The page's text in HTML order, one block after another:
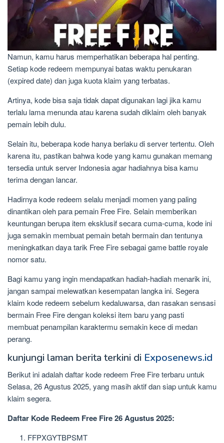
Namun, kamu harus memperhatikan beberapa hal penting.
Setiap kode redeem mempunyai batas waktu penukaran
(expired date) dan juga kuota klaim yang terbatas.
Artinya, kode bisa saja tidak dapat digunakan lagi jika kamu
terlalu lama menunda atau karena sudah diklaim oleh banyak
pemain lebih dulu.
Selain itu, beberapa kode hanya berlaku di server tertentu. Oleh
karena itu, pastikan bahwa kode yang kamu gunakan memang
tersedia untuk server Indonesia agar hadiahnya bisa kamu
terima dengan lancar.
Hadirnya kode redeem selalu menjadi momen yang paling
dinantikan oleh para pemain Free Fire. Selain memberikan
keuntungan berupa item eksklusif secara cuma-cuma, kode ini
juga semakin membuat pemain betah bermain dan tentunya
meningkatkan daya tarik Free Fire sebagai game battle royale
nomor satu.
Bagi kamu yang ingin mendapatkan hadiah-hadiah menarik ini,
jangan sampai melewatkan kesempatan langka ini. Segera
klaim kode redeem sebelum kedaluwarsa, dan rasakan sensasi
bermain Free Fire dengan koleksi item baru yang pasti
membuat penampilan karaktermu semakin kece di medan
perang.
kunjungi laman berita terkini di Exposenews.id
Berikut ini adalah daftar kode redeem Free Fire terbaru untuk
Selasa, 26 Agustus 2025, yang masih aktif dan siap untuk kamu
klaim segera.
Daftar Kode Redeem Free Fire 26 Agustus 2025:
FFPXGYTBPSMT